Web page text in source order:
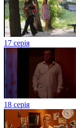
17 серія
18 серія